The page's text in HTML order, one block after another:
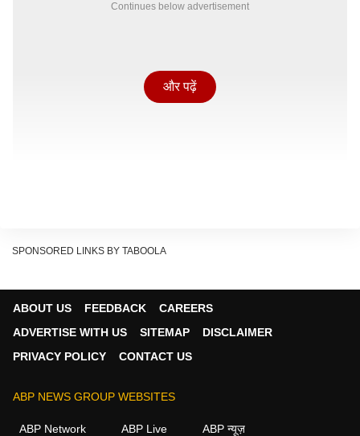
Continues below advertisement
मौजूदा समय में वेगोवी और जेडबाउंड जैसी लोकप्रिय वेट लॉस दवाएं
और पढ़ें
SPONSORED LINKS BY TABOOLA
ABOUT US FEEDBACK
CAREERS
ADVERTISE WITH US
SITEMAP
DISCLAIMER
PRIVACY POLICY
CONTACT US
ABP NEWS GROUP WEBSITES
ABP Network ABP Live ABP न्यूज़